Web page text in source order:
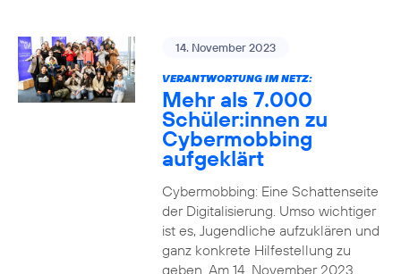
14. November 2023
VERANTWORTUNG IM NETZ:
Mehr als 7.000
Schüler:innen zu
Cybermobbing
aufgeklärt
Cybermobbing: Eine Schattenseite
der Digitalisierung. Umso wichtiger
ist es, Jugendliche aufzuklären und
ganz konkrete Hilfestellung zu
geben. Am 14. November 2023